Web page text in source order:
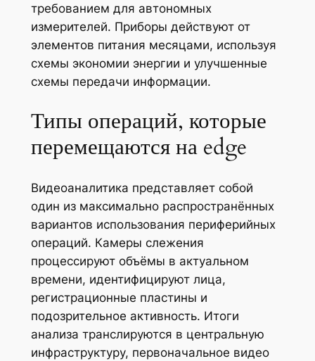
требованием для автономных
измерителей. Приборы действуют от
элементов питания месяцами, используя
схемы экономии энергии и улучшенные
схемы передачи информации.
Типы операций, которые
перемещаются на edge
Видеоаналитика представляет собой
один из максимально распространённых
вариантов использования периферийных
операций. Камеры слежения
процессируют объёмы в актуальном
времени, идентифицируют лица,
регистрационные пластины и
подозрительное активность. Итоги
анализа транслируются в центральную
инфраструктуру, первоначальное видео